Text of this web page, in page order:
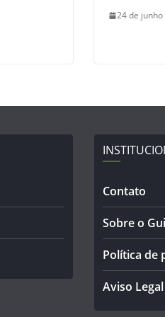
24 de
Contato
Sobre o
Política de
Aviso Legal